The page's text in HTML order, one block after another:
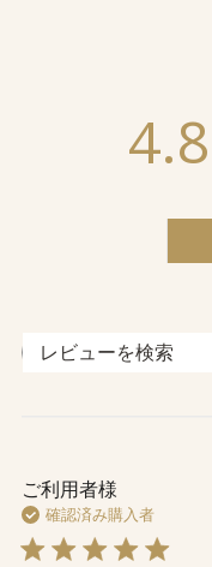
4.8
レ
ご利用者様
確認済み購入者